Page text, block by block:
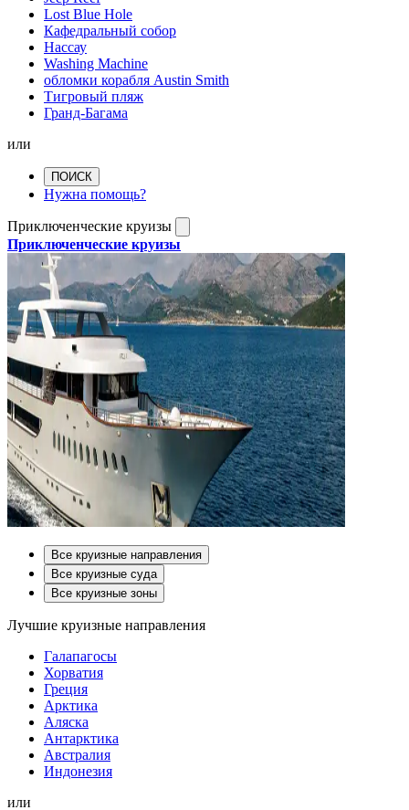
Lost Blue Hole
Кафедральный собор
Нассау
Washing Machine
обломки корабля Austin Smith
Тигровый пляж
Гранд-Багама
или
ПОИСК
Нужна помощь?
Приключенческие круизы
Приключенческие круизы
Все круизные направления
Все круизные суда
Все круизные зоны
Лучшие круизные направления
Галапагосы
Хорватия
Греция
Арктика
Аляска
Антарктика
Австралия
Индонезия
или